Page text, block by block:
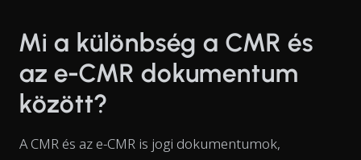
Mi a különbség a CMR és
az e-CMR dokumentum
között?
A CMR és az e-CMR is jogi dokumentumok,